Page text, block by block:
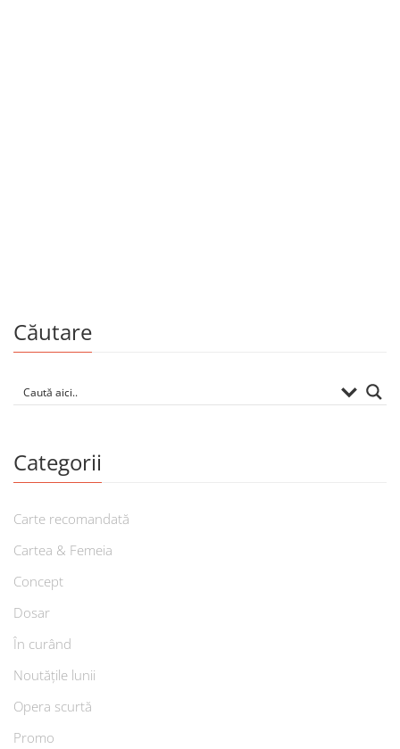
Căutare
Categorii
Carte recomandată
Cartea & Femeia
Concept
Dosar
În curând
Noutățile lunii
Opera scurtă
Promo